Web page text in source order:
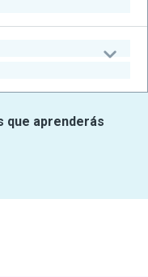
que aprenderás